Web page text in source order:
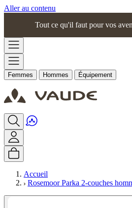
Aller au contenu
Tout ce qu'il faut pour vos
Femmes Hommes Équipement
Accueil
Rosemoor Parka 2-couches